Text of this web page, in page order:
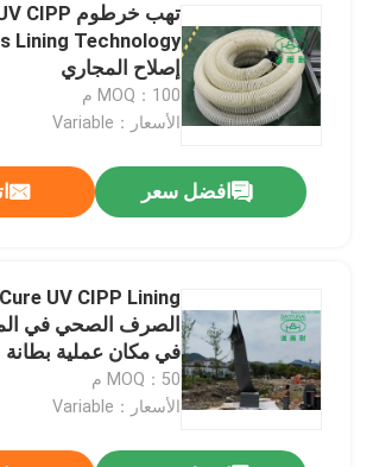
Lining Technology
إصلاح المجاري
MOQ：100 م
الأسعار：Variable
افضل سعر
الصرف الصحي في
في مكان عملية بطانة
MOQ：50 م
الأسعار：Variable